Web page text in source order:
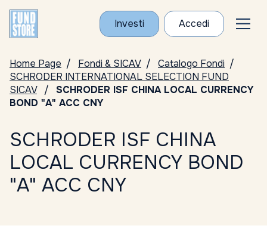
Investi Accedi
Home Page Fondi & SICAV
Catalogo Fondi
SCHRODER INTERNATIONAL SELECTION FUND
SICAV
SCHRODER ISF CHINA LOCAL CURRENCY
BOND "A" ACC CNY
SCHRODER ISF CHINA
LOCAL CURRENCY BOND
"A" ACC CNY